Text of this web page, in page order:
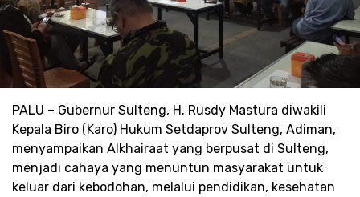
PALU – Gubernur Sulteng, H. Rusdy Mastura diwakili
Kepala Biro (Karo) Hukum Setdaprov Sulteng, Adiman,
menyampaikan Alkhairaat yang berpusat di Sulteng,
menjadi cahaya yang menuntun masyarakat untuk
keluar dari kebodohan, melalui pendidikan, kesehatan